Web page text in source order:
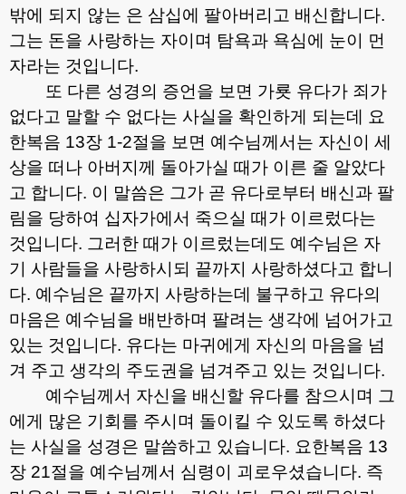
밖에 되지 않는 은 삼십에 팔아버리고 배신합니다.
그는 돈을 사랑하는 자이며 탐욕과 욕심에 눈이 먼
자라는 것입니다.
또 다른 성경의 증언을 보면 가룟 유다가 죄가
없다고 말할 수 없다는 사실을 확인하게 되는데 요
한복음 13장 1-2절을 보면 예수님께서는 자신이 세
상을 떠나 아버지께 돌아가실 때가 이른 줄 알았다
고 합니다. 이 말씀은 그가 곧 유다로부터 배신과 팔
림을 당하여 십자가에서 죽으실 때가 이르렀다는
것입니다. 그러한 때가 이르렀는데도 예수님은 자
기 사람들을 사랑하시되 끝까지 사랑하셨다고 합니
다. 예수님은 끝까지 사랑하는데 불구하고 유다의
마음은 예수님을 배반하며 팔려는 생각에 넘어가고
있는 것입니다. 유다는 마귀에게 자신의 마음을 넘
겨 주고 생각의 주도권을 넘겨주고 있는 것입니다.
예수님께서 자신을 배신할 유다를 참으시며 그
에게 많은 기회를 주시며 돌이킬 수 있도록 하셨다
는 사실을 성경은 말씀하고 있습니다. 요한복음 13
장 21절을 예수님께서 심령이 괴로우셨습니다. 즉